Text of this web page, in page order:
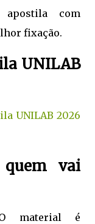
com
fixação.
UNILAB
UNILAB 2026
quem vai
material é